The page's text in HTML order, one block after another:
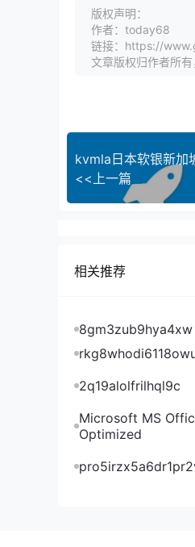
8核 32G 450GB
A2Hosting的专用
服务外，还有1TB备
SSD硬盘 2*1TB
迁移网站 免费迁
手 A2Hosting机房
A2Hosting机房测速：
版权声明：
作者：today68
链接：https://
文章版权归作者所有
<<上一篇
相关推荐
8gm3zub9hya4xw
2q19alolfrilhql9c
Microsoft MS
Optimized